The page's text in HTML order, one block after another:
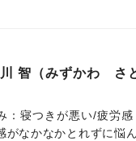
智（みずかわ さ
：寝つきが悪い/疲労感
がなかなかとれずに悩